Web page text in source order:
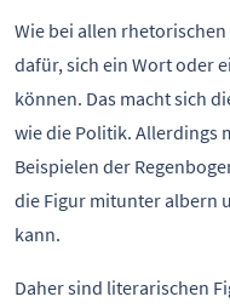
Wie bei allen
dafür, sich ein Wort oder
können. Das macht sich
wie die Politik. Allerdings
Beispielen der
die Figur mitunter albern
kann.
Daher sind literarischen